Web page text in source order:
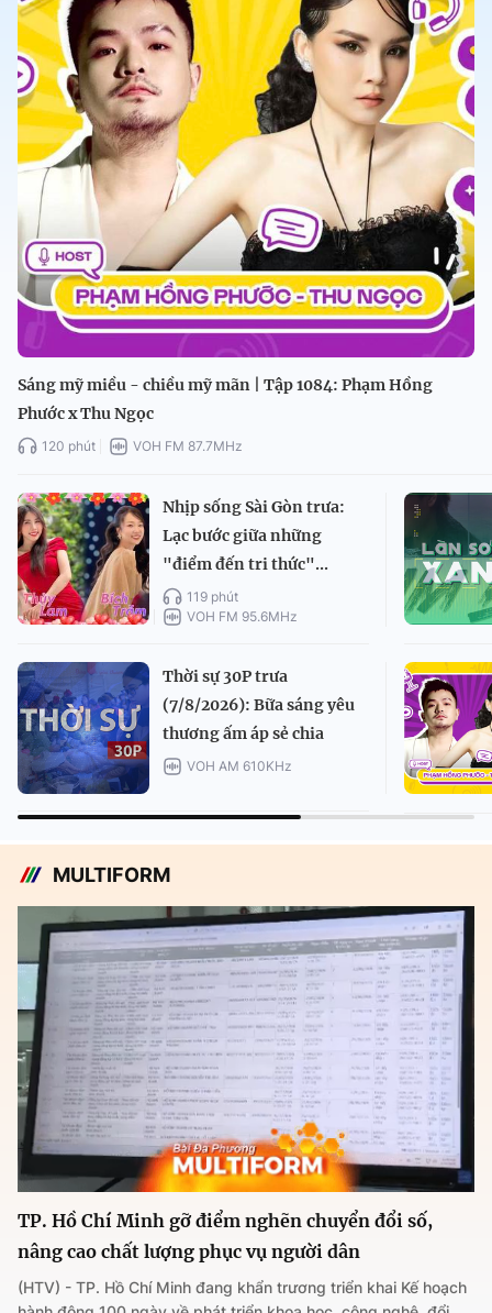
Sáng mỹ miều - chiều mỹ mãn | Tập 1084: Phạm Hồng
Phước x Thu Ngọc
120 phút VOH FM 87.7MHz
Nhịp sống Sài Gòn trưa:
Lạc bước giữa những
"điểm đến tri thức"...
119 phút
VOH FM 95.6MHz
Thời sự 30P trưa
(7/8/2026): Bữa sáng yêu
thương ấm áp sẻ chia
VOH AM 610KHz
MULTIFORM
TP. Hồ Chí Minh gỡ điểm nghẽn chuyển đổi số,
nâng cao chất lượng phục vụ người dân
(HTV) - TP. Hồ Chí Minh đang khẩn trương triển khai Kế hoạch